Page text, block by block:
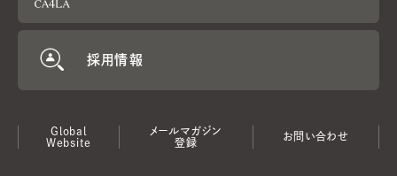
採用情報
Global
Website
メールマガジン
登録
お問い合わせ